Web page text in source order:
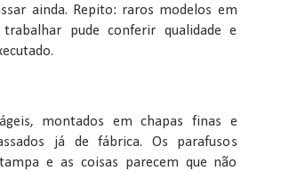
ainda. Repito: raros modelos em
pude conferir qualidade e
montados em chapas finas e
já de fábrica. Os parafusos
e as coisas parecem que não